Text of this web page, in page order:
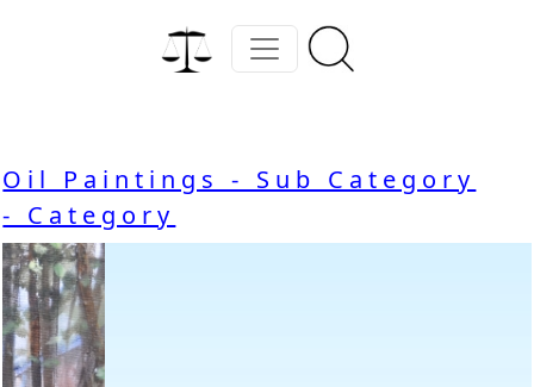
Oil Paintings - Sub Category
- Category